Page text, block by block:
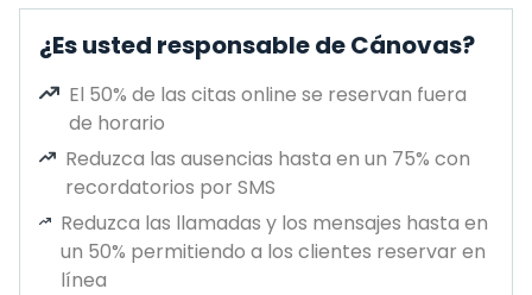
¿Es usted responsable de Cánovas?
El 50% de las citas online se reservan fuera
de horario
Reduzca las ausencias hasta en un 75% con
recordatorios por SMS
Reduzca las llamadas y los mensajes hasta en
un 50% permitiendo a los clientes reservar en
línea